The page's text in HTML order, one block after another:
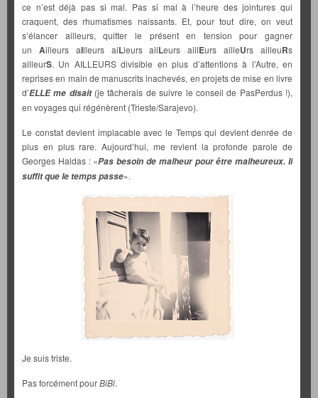
ce n’est déjà pas si mal. Pas si mal à l’heure des jointures qui
craquent, des rhumatismes naissants. Et, pour tout dire, on veut
s’élancer ailleurs, quitter le présent en tension pour gagner
un Ailleurs aIlleurs aiLleurs ailLeurs aillEurs ailleUrs ailleuRs
ailleurS. Un AILLEURS divisible en plus d’attentions à l’Autre, en
reprises en main de manuscrits inachevés, en projets de mise en livre
d’ELLE me disait (je tâcherais de suivre le conseil de PasPerdus !),
en voyages qui régénèrent (Trieste/Sarajevo).
Le constat devient implacable avec le Temps qui devient denrée de
plus en plus rare. Aujourd’hui, me revient la profonde parole de
Georges Haldas : «Pas besoin de malheur pour être malheureux. Il
suffit que le temps passe».
Je suis triste.
Pas forcément pourBiBi.